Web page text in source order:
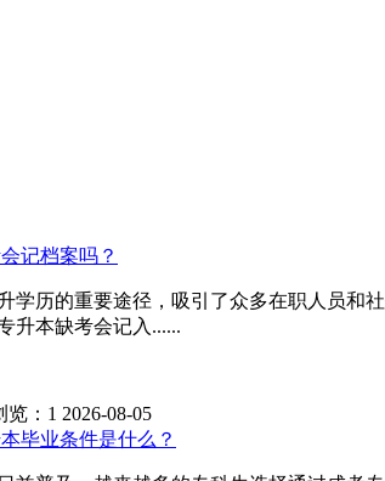
记档案吗？
学历的重要途径，吸引了众多在职人员和
升本缺考会记入......
览：1 2026-08-05
毕业条件是什么？